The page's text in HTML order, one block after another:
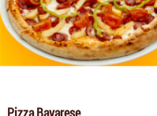
Pizza Bavarese